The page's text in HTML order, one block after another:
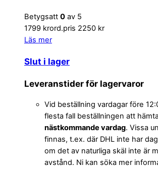
Betygsatt 0 av 5
1799 krord.pris 2250 kr
Läs mer
Slut i lager
Leveranstider för lagervaror
Vid beställning vardagar före
flesta fall beställningen att
nästkommande vardag. Vissa
finnas, t.ex. där DHL inte har
om det av naturliga skäl inte är
avstånd. Ni kan söka mer